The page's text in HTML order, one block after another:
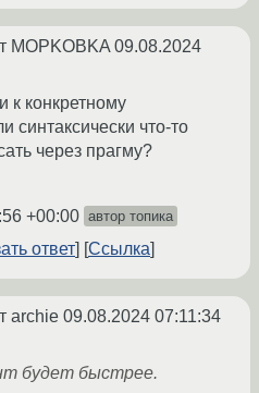
MOPKOBKA09.08.2024
к конкретному
синтаксически что-то
через прагму?
+00:00 автор топика
ответ Ссылка
archie 09.08.2024 07:11:34
будет быстрее.